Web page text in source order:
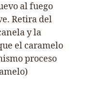
al fuego
Retira del
y la
el caramelo
proceso